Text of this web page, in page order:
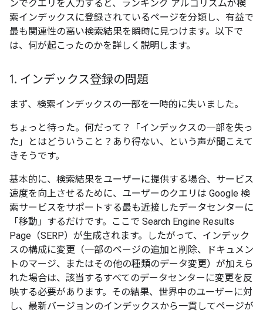
ンでクエリを入力すると、ランキング アルゴリズムが検
索インデックスに登録されているページを分類し、有益で
最も関連性の高い検索結果を瞬時に見つけます。以下で
は、何が起こったのかを詳しく説明します。
1. インデックス登録の問題
まず、検索インデックスの一部を一時的に失いました。
ちょっと待った。何だって？「インデックスの一部を失っ
た」とはどういうこと？あり得ない、という声が聞こえて
きそうです。
基本的に、検索結果をユーザーに提供する場合、サービス
速度を向上させるために、ユーザーのクエリは Google 検
索サービスをサポートする最も近接したデータセンターに
「移動」するだけです。ここで Search Engine Results
Page（SERP）が生成されます。したがって、インデック
スの構成に変更（一部のページの追加と削除、ドキュメン
トのマージ、またはその他の種類のデータ変更）が加えら
れた場合は、該当するすべてのデータセンターに変更を反
映する必要があります。その結果、世界中のユーザーに対
し、最新バージョンのインデックスから一貫してページが